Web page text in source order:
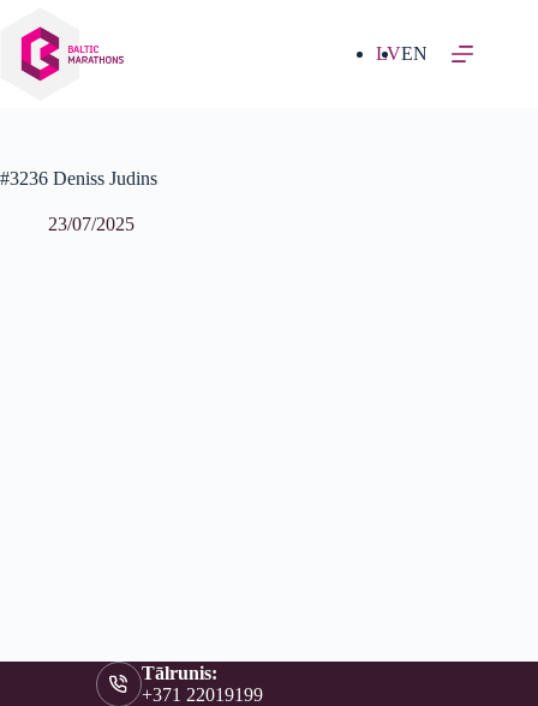
saturu
LVEN
#3236 Deniss Judins
23/07/2025
Tālrunis:
+371 22019199